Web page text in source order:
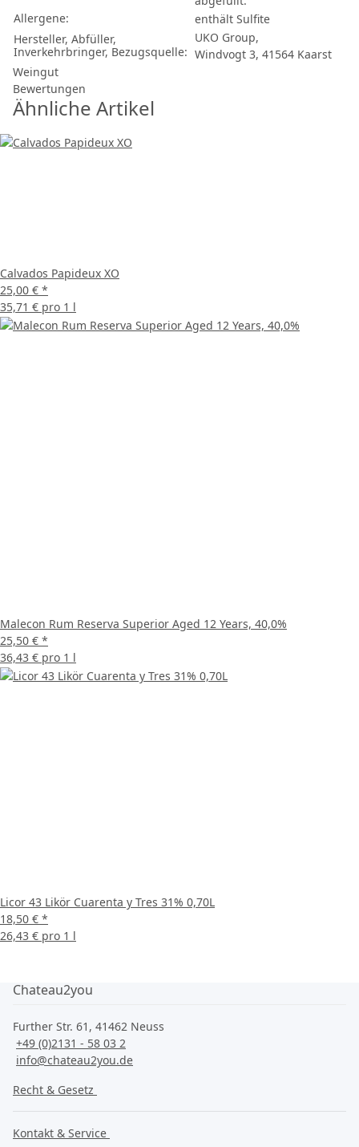
Allergene:
enthält Sulfite
Hersteller, Abfüller,
Inverkehrbringer, Bezugsquelle:
UKO Group,
Windvogt 3, 41564 Kaarst
Weingut
Bewertungen
Ähnliche Artikel
Calvados Papideux XO
25,00 € *
35,71 € pro 1 l
Malecon Rum Reserva Superior Aged 12 Years, 40,0%
25,50 € *
36,43 € pro 1 l
Licor 43 Likör Cuarenta y Tres 31% 0,70L
18,50 € *
26,43 € pro 1 l
Chateau2you
Further Str. 61, 41462 Neuss
+49 (0)2131 - 58 03 2
info@chateau2you.de
Recht & Gesetz
Kontakt & Service